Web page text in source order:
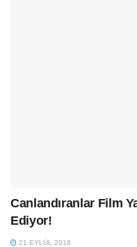
Canlandıranlar Film
Ediyor!
21 EYLÜL 2018